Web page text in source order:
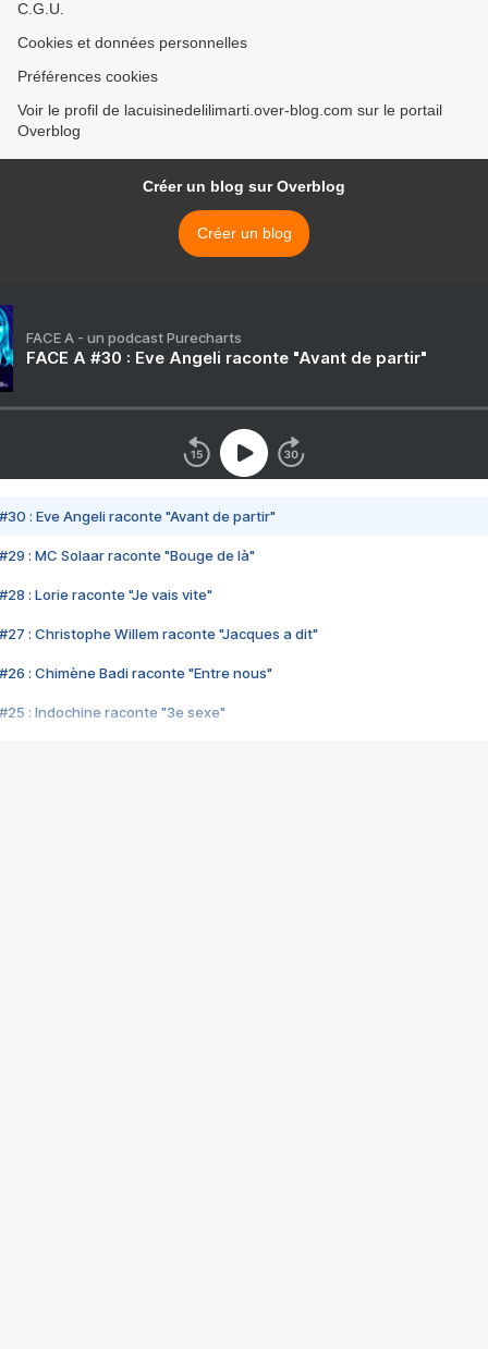
C.G.U.
Cookies et données personnelles
Préférences cookies
Voir le profil de lacuisinedelilimarti.over-blog.com sur le portail
Overblog
Créer un blog sur Overblog
Créer un blog
FACE A - un podcast Purecharts
FACE A #30 : Eve Angeli raconte "Avant de partir"
#30 : Eve Angeli raconte "Avant de partir"
#29 : MC Solaar raconte "Bouge de là"
#28 : Lorie raconte "Je vais vite"
#27 : Christophe Willem raconte "Jacques a dit"
#26 : Chimène Badi raconte "Entre nous"
#25 : Indochine raconte "3e sexe"